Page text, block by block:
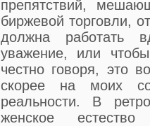
препятствий,
биржевой торговли,
должна работать
уважение, или
честно говоря, это
скорее на моих
реальности. В
женское